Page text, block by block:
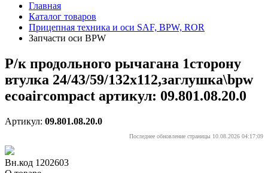
Главная
Каталог товаров
Прицепная техника и оси SAF, BPW, ROR
Запчасти оси BPW
Р/к продольного рычагана 1сторону
втулка 24/43/59/132x112,заглушка\bpw
ecoaircompact артикул: 09.801.08.20.0
Артикул: 09.801.08.20.0
Последнее обновление страницы 10.08.2026 04:17:09
Вн.код 1202603